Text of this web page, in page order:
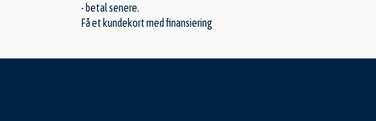
- betal senere.
Få et kundekort med finansiering